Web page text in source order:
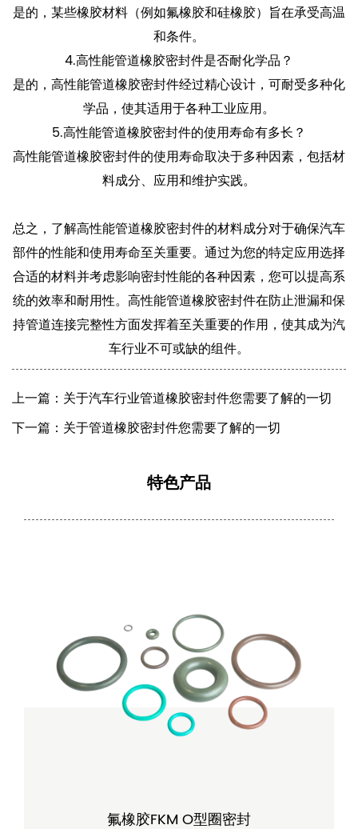
是的，某些橡胶材料（例如氟橡胶和硅橡胶）旨在承受高温
和条件。
4.高性能管道橡胶密封件是否耐化学品？
是的，高性能管道橡胶密封件经过精心设计，可耐受多种化
学品，使其适用于各种工业应用。
5.高性能管道橡胶密封件的使用寿命有多长？
高性能管道橡胶密封件的使用寿命取决于多种因素，包括材
料成分、应用和维护实践。
总之，了解高性能管道橡胶密封件的材料成分对于确保汽车
部件的性能和使用寿命至关重要。通过为您的特定应用选择
合适的材料并考虑影响密封性能的各种因素，您可以提高系
统的效率和耐用性。高性能管道橡胶密封件在防止泄漏和保
持管道连接完整性方面发挥着至关重要的作用，使其成为汽
车行业不可或缺的组件。
上一篇：关于汽车行业管道橡胶密封件您需要了解的一切
下一篇：关于管道橡胶密封件您需要了解的一切
特色产品
氟橡胶FKM O型圈密封